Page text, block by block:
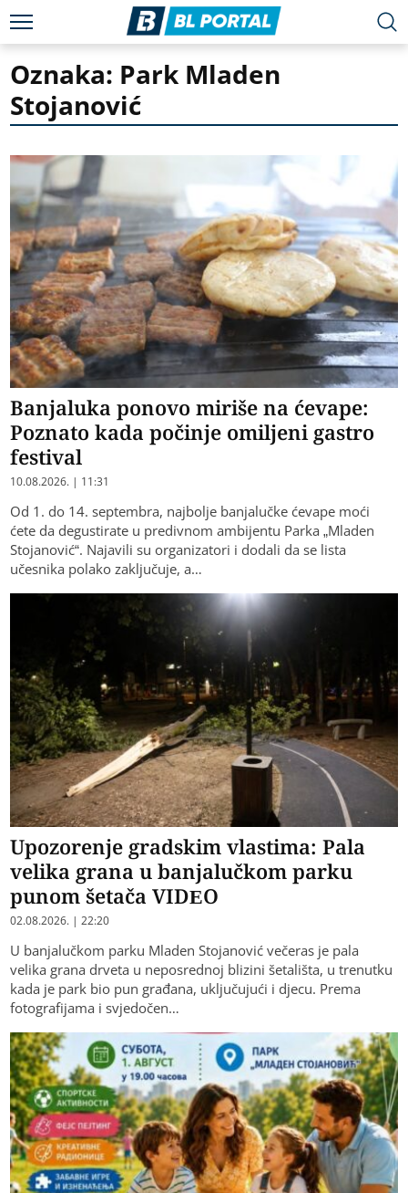
Oznaka: Park Mladen
Stojanović
Banjaluka ponovo miriše na ćevape:
Poznato kada počinje omiljeni gastro
festival
10.08.2026. | 11:31
Od 1. do 14. septembra, najbolje banjalučke ćevape moći
ćete da degustirate u predivnom ambijentu Parka „Mladen
Stojanović“. Najavili su organizatori i dodali da se lista
učesnika polako zaključuje, a…
Upozorenje gradskim vlastima: Pala
velika grana u banjalučkom parku
punom šetača VIDEO
02.08.2026. | 22:20
U banjalučkom parku Mladen Stojanović večeras je pala
velika grana drveta u neposrednoj blizini šetališta, u trenutku
kada je park bio pun građana, uključujući i djecu. Prema
fotografijama i svjedočen…